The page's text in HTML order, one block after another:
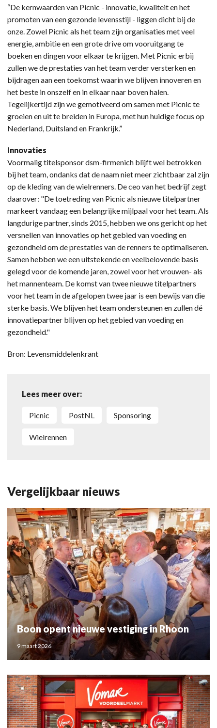
“De kernwaarden van Picnic - innovatie, kwaliteit en het
promoten van een gezonde levensstijl - liggen dicht bij de
onze. Zowel Picnic als het team zijn organisaties met veel
energie, ambitie en een grote drive om vooruitgang te
boeken en dingen voor elkaar te krijgen. Met Picnic erbij
zullen we de prestaties van het team verder versterken en
bijdragen aan een toekomst waarin we blijven innoveren en
het beste in onszelf en in elkaar naar boven halen.
Tegelijkertijd zijn we gemotiveerd om samen met Picnic te
groeien en uit te breiden in Europa, met hun huidige focus op
Nederland, Duitsland en Frankrijk.”
Innovaties
Voormalig titelsponsor dsm-firmenich blijft wel betrokken
bij het team, ondanks dat de naam niet meer zichtbaar zal zijn
op de kleding van de wielrenners. De ceo van het bedrijf zegt
daarover: "De toetreding van Picnic als nieuwe titelpartner
markeert vandaag een belangrijke mijlpaal voor het team. Als
langdurige partner, sinds 2015, hebben we ons gericht op het
versnellen van innovaties op het gebied van voeding en
gezondheid om de prestaties van de renners te optimaliseren.
Samen hebben we een uitstekende en veelbelovende basis
gelegd voor de komende jaren, zowel voor het vrouwen- als
het mannenteam. De komst van twee nieuwe titelpartners
voor het team in de afgelopen twee jaar is een bewijs van die
sterke basis. We blijven het team ondersteunen en zullen dé
innovatiepartner blijven op het gebied van voeding en
gezondheid."
Bron: Levensmiddelenkrant
Lees meer over:
Picnic PostNL sponsoring
wielrennen
Vergelijkbaar nieuws
Boon opent nieuwe vestiging in Rhoon
9 maart 2026